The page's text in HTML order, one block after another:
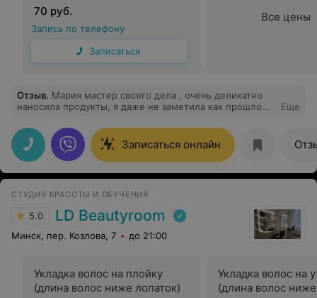
70 руб.
Запись по телефону
Записаться
Все цены
Отзыв. Мария мастер своего дела , очень деликатно
наносила продукты, я даже не заметила как прошло
соответствии с пожеланиями. Очень порадовала
предложенная чашка кофе, спасла мою сонную голову.
Салоном очень довольна! Сходила с удовольствием.
Еще
Записаться онлайн
СТУДИЯ КРАСОТЫ И ОБУЧЕНИЯ
5.0 LD Beautyroom
Минск, пер. Козлова, 7 до 21:00
Укладка волос на плойку
(длина волос ниже лопаток)
Укладка волос на
(длина волос